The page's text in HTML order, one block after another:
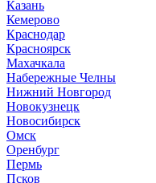
Казань
Кемерово
Краснодар
Красноярск
Махачкала
Набережные Челны
Нижний Новгород
Новокузнецк
Новосибирск
Омск
Оренбург
Пермь
Псков